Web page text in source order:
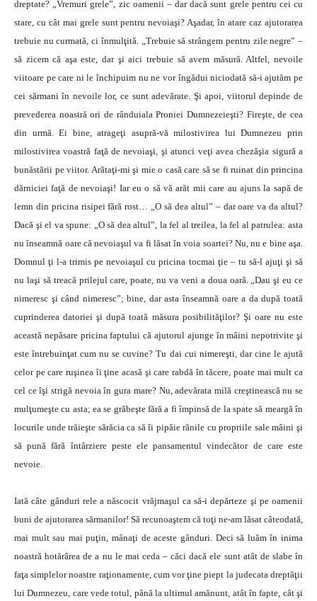
dreptate? „Vremuri grele”, zic oamenii – dar dacă sunt grele pentru cei cu
stare, cu cât mai grele sunt pentru nevoiaşi? Aşadar, în atare caz ajutorarea
trebuie nu curmată, ci înmulţită. „Trebuie să strângem pentru zile negre” –
să zicem că aşa este, dar şi aici trebuie să avem măsură. Altfel, nevoile
viitoare pe care ni le închipuim nu ne vor îngădui niciodată să-i ajutăm pe
cei sărmani în nevoile lor, ce sunt adevărate. Şi apoi, viitorul depinde de
prevederea noastră ori de rânduiala Proniei Dumnezeieşti? Fireşte, de cea
din urmă. Ei bine, atrageţi asupră-vă milostivirea lui Dumnezeu prin
milostivirea voastră faţă de nevoiaşi, şi atunci veţi avea chezăşia sigură a
bunăstării pe viitor. Arătaţi-mi şi mie o casă care să se fi ruinat din princina
dărniciei faţă de nevoiaşi! Iar eu o să vă arăt mii care au ajuns la sapă de
lemn din pricina risipei fără rost… „O să dea altul” – dar oare va da altul?
Dacă şi el va spune: „O să dea altul”, la fel al treilea, la fel al patrulea: asta
nu înseamnă oare că nevoiaşul va fi lăsat în voia soartei? Nu, nu e bine aşa.
Domnul ţi l-a trimis pe nevoiaşul cu pricina tocmai ţie – tu să-l ajuţi şi să
nu laşi să treacă prilejul care, poate, nu va veni a doua oară. „Dau şi eu ce
nimeresc şi când nimeresc”; bine, dar asta înseamnă oare a da după toată
cuprinderea datoriei şi după toată măsura posibilităţilor? Şi oare nu este
această nepăsare pricina faptului că ajutorul ajunge în mâini nepotrivite şi
este întrebuinţat cum nu se cuvine? Tu dai cui nimereşti, dar cine le ajută
celor pe care ruşinea îi ţine acasă şi care rabdă în tăcere, poate mai mult ca
cel ce îşi strigă nevoia în gura mare? Nu, adevărata milă creştinească nu se
mulţumeşte cu asta; ea se grăbeşte fără a fi împinsă de la spate să meargă în
locurile unde trăieşte sărăcia ca să îi pipăie rănile cu propriile sale mâini şi
să pună fără întârziere peste ele pansamentul vindecător de care este
nevoie.
Iată câte gânduri rele a născocit vrăjmaşul ca să-i depărteze şi pe oamenii
buni de ajutorarea sărmanilor! Să recunoaştem că toţi ne-am lăsat câteodată,
mai mult sau mai puţin, mânaţi de aceste gânduri. Deci să luăm în inima
noastră hotărârea de a nu le mai ceda – căci dacă ele sunt atât de slabe în
faţa simplelor noastre raţionamente, cum vor ţine piept la judecata dreptăţii
lui Dumnezeu, care vede totul, până la ultimul amănunt, atât în fapte, cât şi